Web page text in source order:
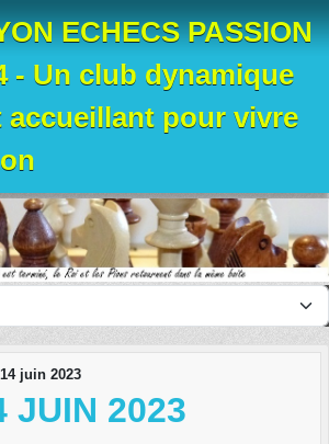
ECHECS PASSION
- Un club dynamique
accueillant pour vivre
juin 2023
JUIN 2023
cookies